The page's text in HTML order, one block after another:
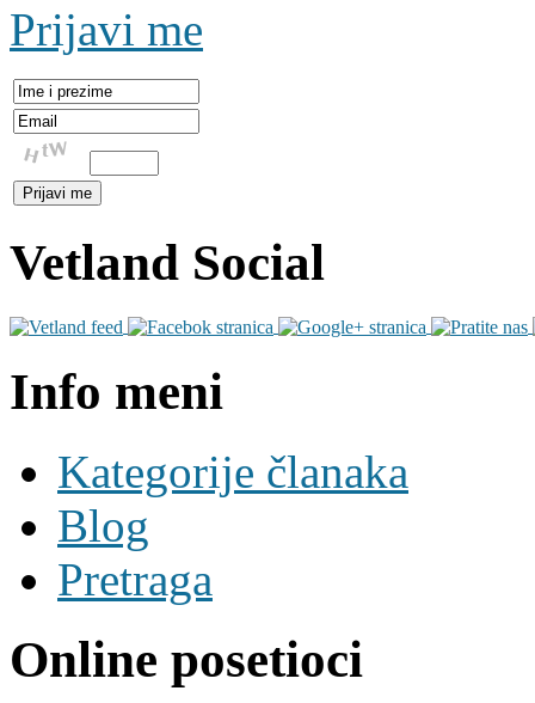
Prijavi me
Vetland Social
Info meni
Kategorije članaka
Blog
Pretraga
Online posetioci